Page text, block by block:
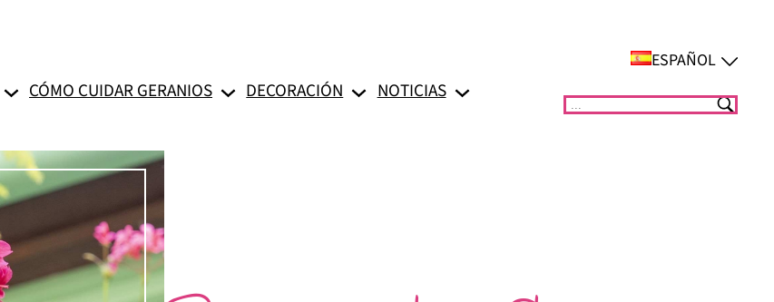
ESPAÑOL
CÓMO CUIDAR GERANIOS DECORACIÓN
NOTICIAS
Suchen